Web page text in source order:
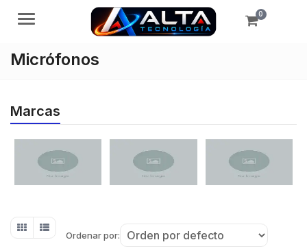
Menú 0
Micrófonos
Marcas
Ordenar por: